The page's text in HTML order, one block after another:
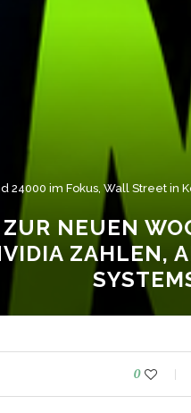
24000 im Fokus, Wall Street
NEUEN
ZAHLEN,
0